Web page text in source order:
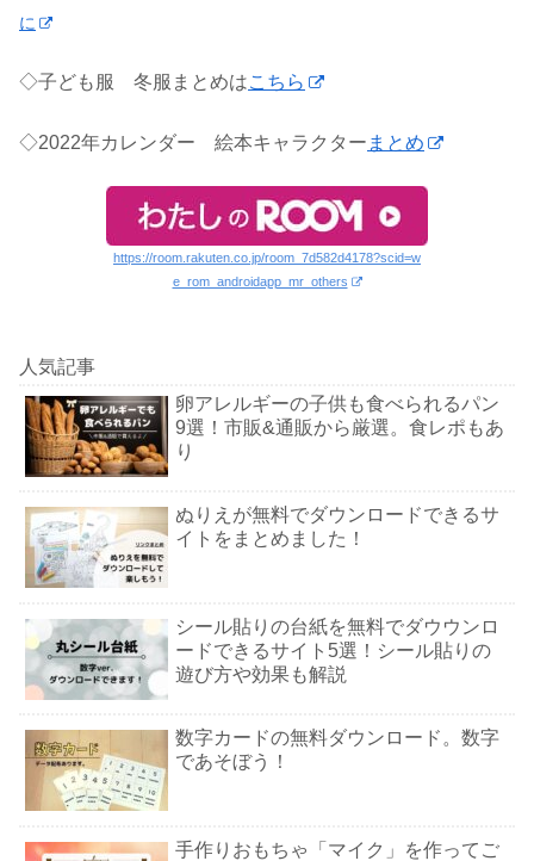
に
◇子ども服 冬服まとめはこちら
◇2022年カレンダー 絵本キャラクター まとめ
https://room.rakuten.co.jp/room_7d582d4178?scid=w
e_rom_androidapp_mr_others
人気記事
卵アレルギーの子供も食べられるパン
9選！市販&通販から厳選。食レポもあ
り
ぬりえが無料でダウンロードできるサ
イトをまとめました！
シール貼りの台紙を無料でダウウンロ
ードできるサイト5選！シール貼りの
遊び方や効果も解説
数字カードの無料ダウンロード。数字
であそぼう！
手作りおもちゃ「マイク」を作ってご